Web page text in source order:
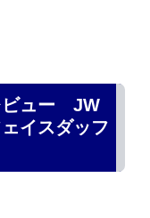
ビュー JW
イスダッフ